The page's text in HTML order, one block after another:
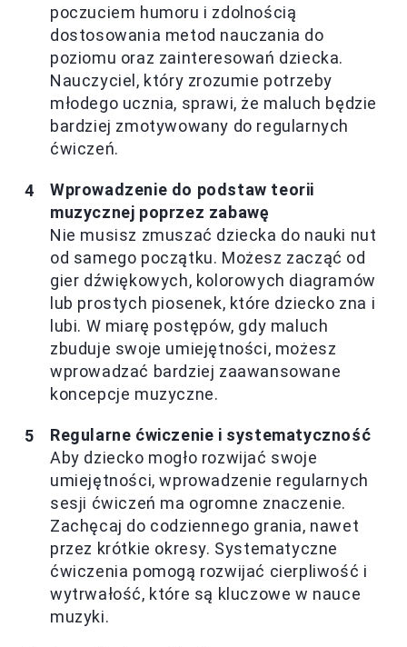
poczuciem humoru i zdolnością
dostosowania metod nauczania do
poziomu oraz zainteresowań dziecka.
Nauczyciel, który zrozumie potrzeby
młodego ucznia, sprawi, że maluch będzie
bardziej zmotywowany do regularnych
ćwiczeń.
Wprowadzenie do podstaw teorii
muzycznej poprzez zabawę
Nie musisz zmuszać dziecka do nauki nut
od samego początku. Możesz zacząć od
gier dźwiękowych, kolorowych diagramów
lub prostych piosenek, które dziecko zna i
lubi. W miarę postępów, gdy maluch
zbuduje swoje umiejętności, możesz
wprowadzać bardziej zaawansowane
koncepcje muzyczne.
Regularne ćwiczenie i systematyczność
Aby dziecko mogło rozwijać swoje
umiejętności, wprowadzenie regularnych
sesji ćwiczeń ma ogromne znaczenie.
Zachęcaj do codziennego grania, nawet
przez krótkie okresy. Systematyczne
ćwiczenia pomogą rozwijać cierpliwość i
wytrwałość, które są kluczowe w nauce
muzyki.